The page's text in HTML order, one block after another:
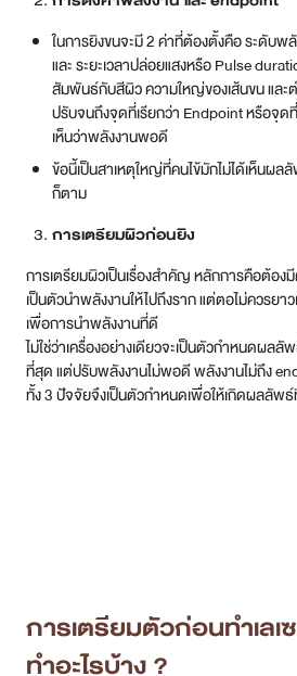
การเตรียมตัวก่อนทำเล
ทำอะไรบ้าง ?
การทำบราซิลเลี่ยนเลเซอร์นั้นเป็นขั้นตอนที่ค่อ
เตรียมตัวได้ง่ายๆ ดังนี้
ศึกษาข้อมูลให้ละเอียดควรทำการศึกษา แล
หรือควรทำเลเซอร์บราซิลเลี่ยนที่ไหนดี รวม
และหลังการทำ
งดโกน หรือแว๊กซ์ขน
ในช่วง 2 สัปดาห์ก่อน
โกนขน หรือแว็กซ์ขนบริเวณที่ต้องการทำเล
ระคายเคือง และอาจส่งผลกระทบต่อการทำ
การดูแลหลังทำบราซิลเลี่